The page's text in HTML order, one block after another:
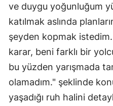
ve duygu yoğunluğum
katılmak aslında
şeyden kopmak
karar, beni farklı bir
bu yüzden yarışmada
olamadım." şeklinde
yaşadığı ruh halini